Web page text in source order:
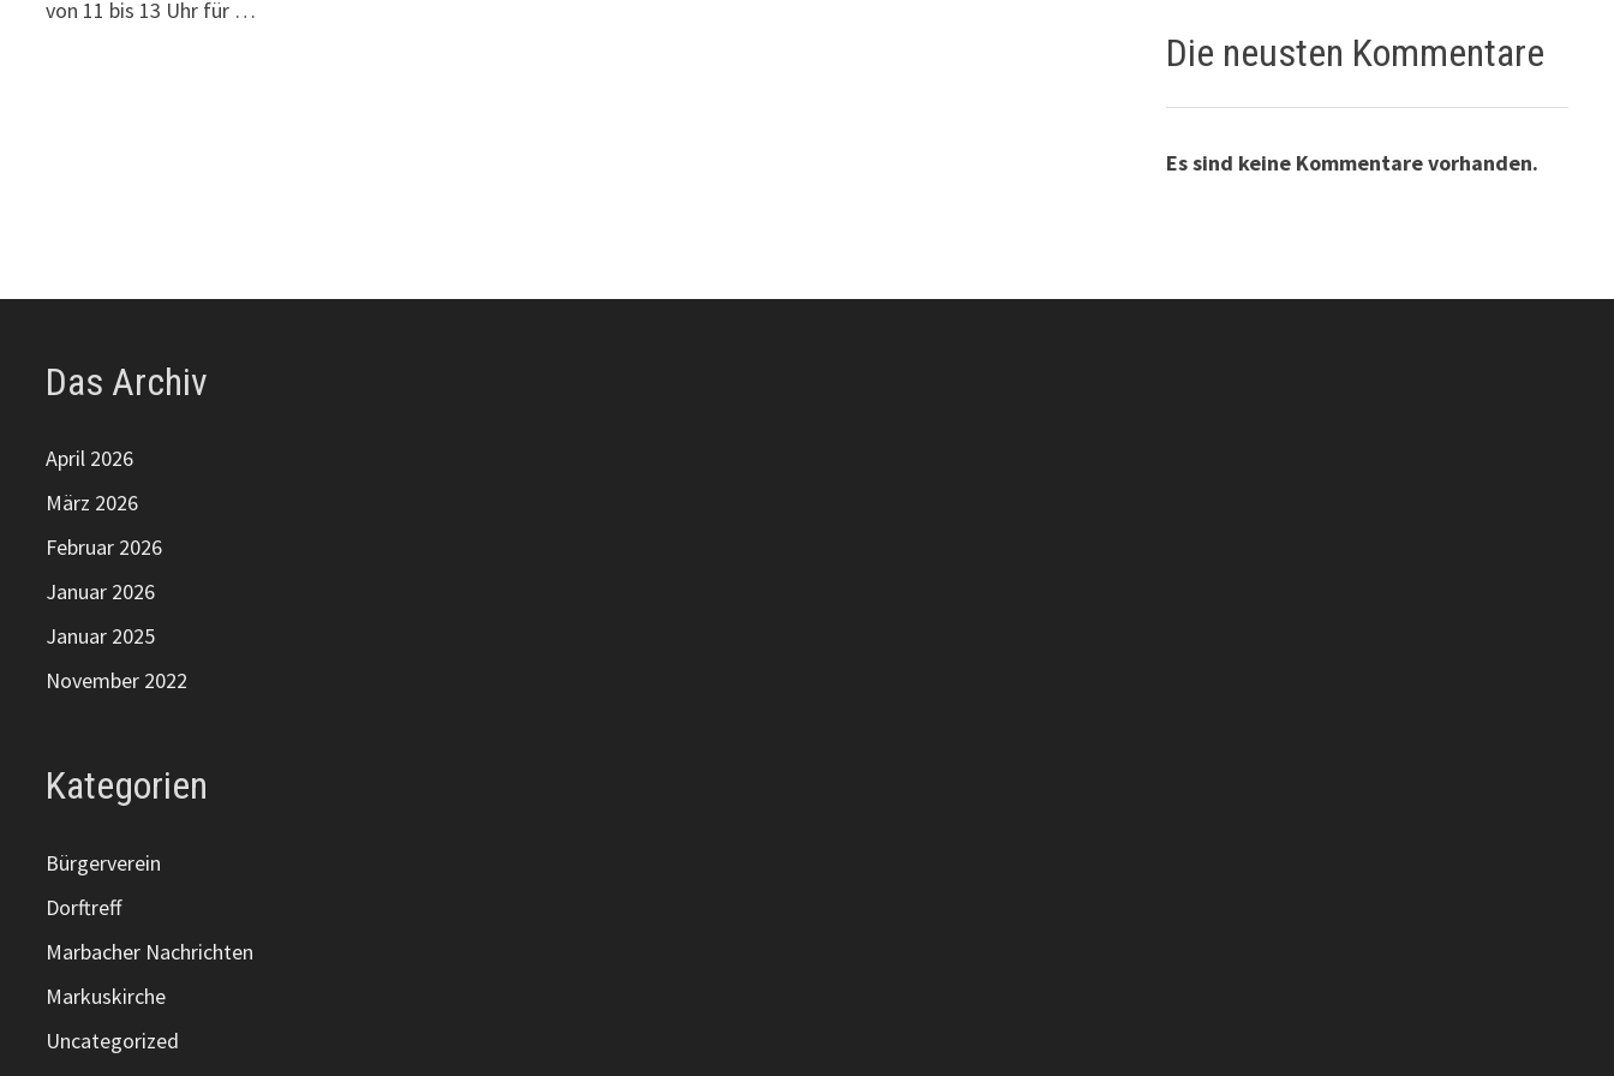
von 11 bis 13 Uhr für …
Die neusten Kommentare
Es sind keine Kommentare vorhanden.
Das Archiv
April 2026
März 2026
Februar 2026
Januar 2026
Januar 2025
November 2022
Kategorien
Bürgerverein
Dorftreff
Marbacher Nachrichten
Markuskirche
Uncategorized